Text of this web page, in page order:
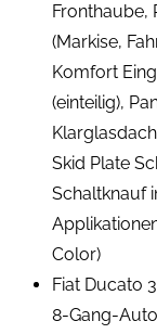
Fronthaube,
(Markise,
Komfort
(einteilig),
Skid Plate
Schaltknauf
Color)
Fiat Ducato
8-Gang-